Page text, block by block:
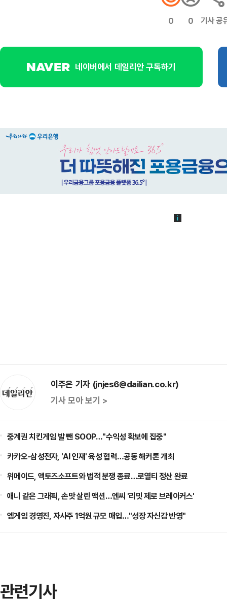
0 0 기사 공
네이버에서 데일리안 구독하기
이주은 기자 (jnjes6@dailian.co.kr)
기사 모아 보기 >
중계권 치킨게임 발 뺀 SOOP…"수익성 확보에 집중"
카카오-삼성전자, 'AI 인재' 육성 협력…공동 해커톤 개최
위메이드, 액토즈소프트와 법적 분쟁 종료…로열티 정산 완료
애니 같은 그래픽, 손맛 살린 액션…엔씨 '리밋 제로 브레이커스'
엠게임 경영진, 자사주 1억원 규모 매입…"성장 자신감 반영"
관련기사